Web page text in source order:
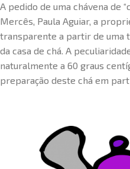
A pedido de uma chávena de
Mercês, Paula Aguiar, a
transparente a partir de uma
da casa de chá. A
naturalmente a 60 graus
preparação deste chá em